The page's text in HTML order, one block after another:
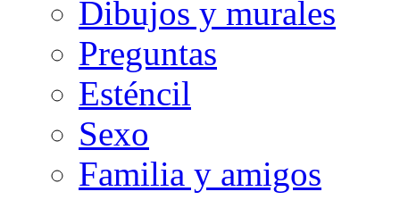
Dibujos y murales
Preguntas
Esténcil
Sexo
Familia y amigos